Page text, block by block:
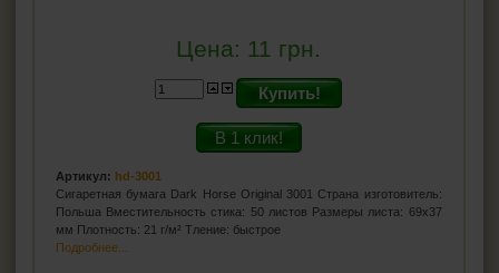
Цена: 11 грн.
Купить!
В 1 клик!
Артикул: hd-3001
Сигаретная бумага Dark Horse Original 3001 Страна изготовитель:
Польша Вместительность стика: 50 листов Размеры листа: 69x37
мм Плотность: 21 г/м² Тление: быстрое
Подробнее...